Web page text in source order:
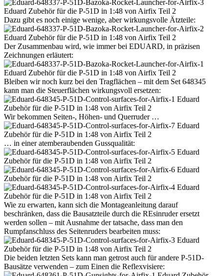
Dazu gibt es noch einige wenige, aber wirkungsvolle Ätzteile:
Der Zusammenbau wird, wie immer bei EDUARD, in präzisen
Zeichnungen erläutert:
Bleiben wir noch kurz bei den Tragflächen – mit dem Set 648345
kann man die Steuerflächen wirkungsvoll ersetzen:
Wir bekommen Seiten-, Höhen- und Querruder …
… in einer atemberaubenden Gussqualität:
Wie zu erwarten, kann sich die Montageanleitung darauf
beschränken, dass die Bausatzteile durch die REsinruder ersetzt
werden sollen – mit Ausnahme der tatsache, dass man den
Rumpfanschluss des Seitenruders bearbeiten muss:
Die beiden letzten Sets kann man getrost auch für andere P-51D-
Bausätze verwenden – zum Einen die Reflexvisiere: